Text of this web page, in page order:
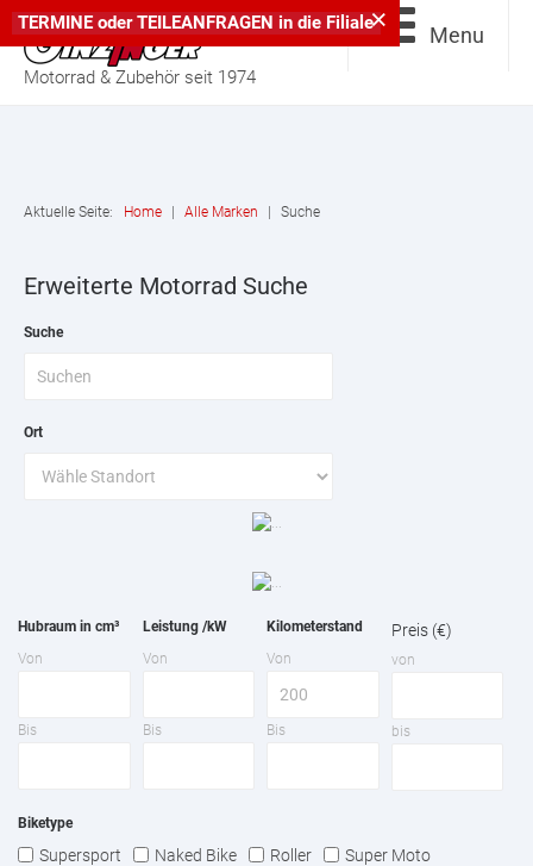
Motorrad & Zubehör seit 1974
Menu
Aktuelle Seite: Home Alle Marken Suche
Erweiterte Motorrad Suche
Suche
Ort
Hubraum in cm³
Von
Bis
Leistung /kW
Von
Bis
Kilometerstand
Von
Bis
Preis (€)
von
bis
Biketype
Supersport Naked Bike Roller
Super Moto
×
TERMINE oderTEILEANFRAGEN in die Filiale